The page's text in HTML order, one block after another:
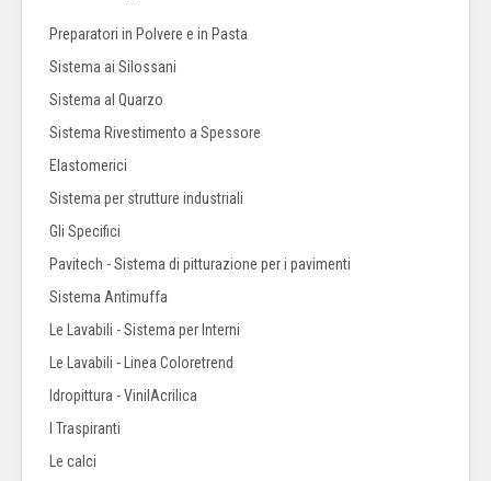
Preparatori in Polvere e in Pasta
Sistema ai Silossani
Sistema al Quarzo
Sistema Rivestimento a Spessore
Elastomerici
Sistema per strutture industriali
Gli Specifici
Pavitech - Sistema di pitturazione per i pavimenti
Sistema Antimuffa
Le Lavabili - Sistema per Interni
Le Lavabili - Linea Coloretrend
Idropittura - VinilAcrilica
I Traspiranti
Le calci